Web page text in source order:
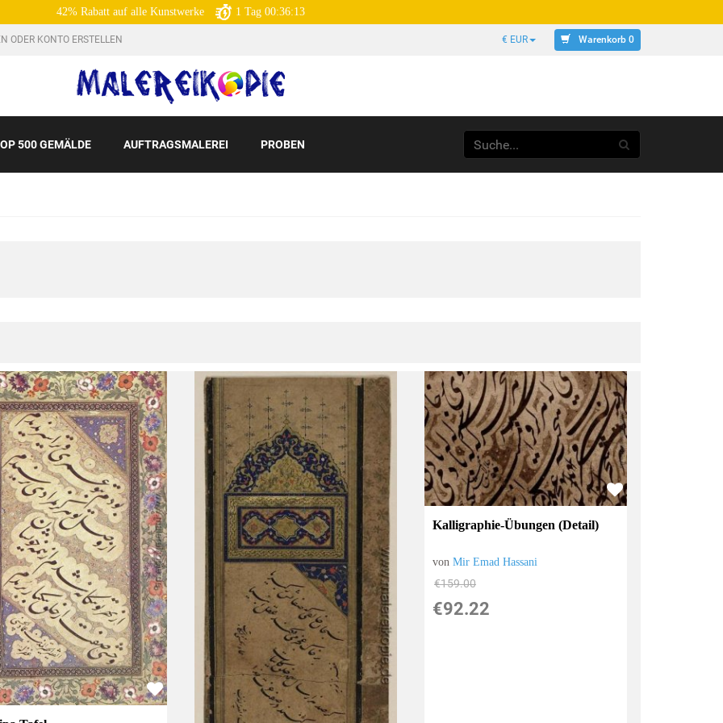
42% Rabatt auf alle Kunstwerke 1 Tag 00:36:12
ODER KONTO ERSTELLEN € EUR Warenkorb 0
500 GEMÄLDE AUFTRAGSMALEREI PROBEN
Kalligraphie-Übungen (Detail)
vonMir Emad Hassani
€159.00
€92.22